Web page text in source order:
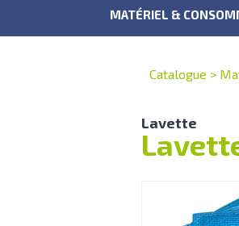
MATÉRIEL &
Catalogue >
Lavette